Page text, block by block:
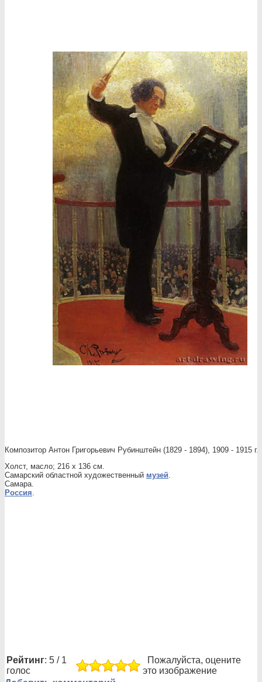
Композитор Антон Григорьевич Рубинштейн (1829 - 1894), 1909 - 1915
Холст, масло; 216 х 136 см.
Самарский областной художественный музей.
Самара.
Россия.
Рейтинг: 5 / 1
голос
Пожалуйста, оцените
это изображение